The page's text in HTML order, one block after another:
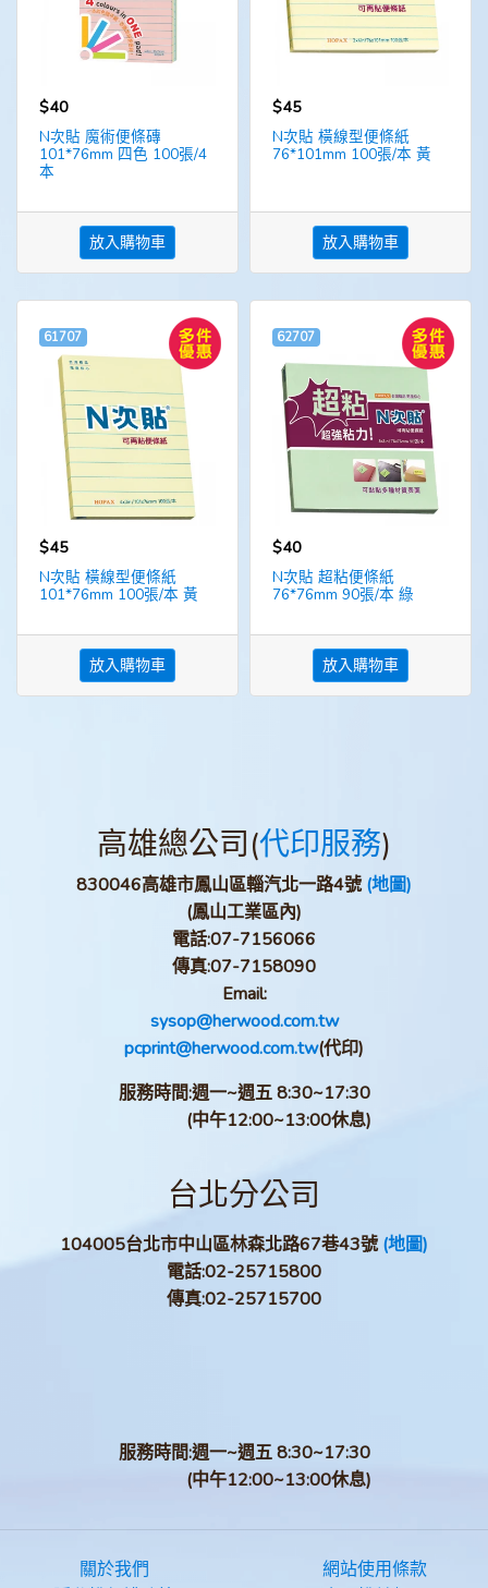
$40
N次貼 魔術便條磚
101*76mm 四色 100張/4
本
放入購物車
$45
N次貼 橫線型便條紙
76*101mm 100張/本 黃
放入購物車
61707
$45
N次貼 橫線型便條紙
101*76mm 100張/本 黃
放入購物車
62707
$40
N次貼 超粘便條紙
76*76mm 90張/本 綠
放入購物車
高雄總公司(代印服務)
830046高雄市鳳山區輜汽北一路4號(地圖)
(鳳山工業區內)
電話:07-7156066
傳真:07-7158090
Email:
sysop@herwood.com.tw
pcprint@herwood.com.tw(代印)
服務時間:週一~週五 8:30~17:30
(中午12:00~13:00休息)
台北分公司
104005台北市中山區林森北路67巷43號(地圖)
電話:02-25715800
傳真:02-25715700
服務時間:週一~週五 8:30~17:30
(中午12:00~13:00休息)
關於我們
網站使用條款